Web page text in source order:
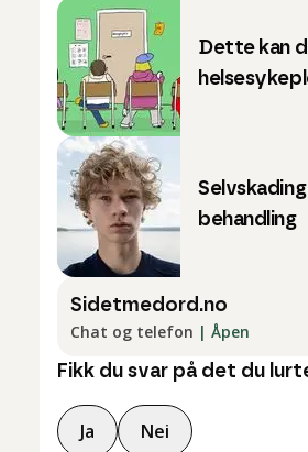
Dette kan
behandling
Sidetmedord.no
Chat og telefon | Åpen
Fikk du svar på det du
Ja Nei